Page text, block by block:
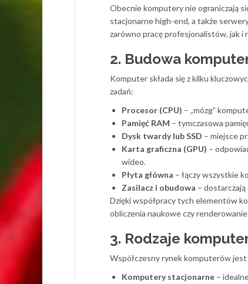
Obecnie komputery nie ograniczają
stacjonarne high-end, a także
zarówno pracę profesjonalistów, jak i
2. Budowa
Komputer składa się z kilku
zadań:
Procesor (CPU) – „mózg”
Pamięć RAM – tymczasowa
Dysk twardy lub SSD – miejsce
Karta graficzna (GPU) –
wideo.
Płyta główna – łączy wszystkie
Zasilacz i obudowa –
Dzięki współpracy tych elementów
obliczenia naukowe czy
3. Rodzaje
Współczesny rynek komputerów
Komputery stacjonarne –